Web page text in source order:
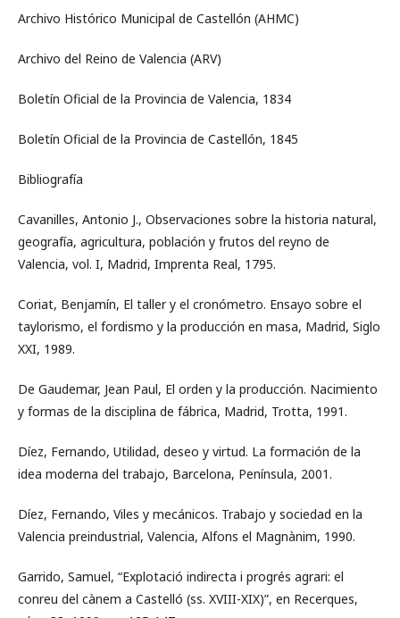
Archivo Histórico Municipal de Castellón (AHMC)
Archivo del Reino de Valencia (ARV)
Boletín Oficial de la Provincia de Valencia, 1834
Boletín Oficial de la Provincia de Castellón, 1845
Bibliografía
Cavanilles, Antonio J., Observaciones sobre la historia natural,
geografía, agricultura, población y frutos del reyno de
Valencia, vol. I, Madrid, Imprenta Real, 1795.
Coriat, Benjamín, El taller y el cronómetro. Ensayo sobre el
taylorismo, el fordismo y la producción en masa, Madrid, Siglo
XXI, 1989.
De Gaudemar, Jean Paul, El orden y la producción. Nacimiento
y formas de la disciplina de fábrica, Madrid, Trotta, 1991.
Díez, Fernando, Utilidad, deseo y virtud. La formación de la
idea moderna del trabajo, Barcelona, Península, 2001.
Díez, Fernando, Viles y mecánicos. Trabajo y sociedad en la
Valencia preindustrial, Valencia, Alfons el Magnànim, 1990.
Garrido, Samuel, “Explotació indirecta i progrés agrari: el
conreu del cànem a Castelló (ss. XVIII-XIX)”, en Recerques,